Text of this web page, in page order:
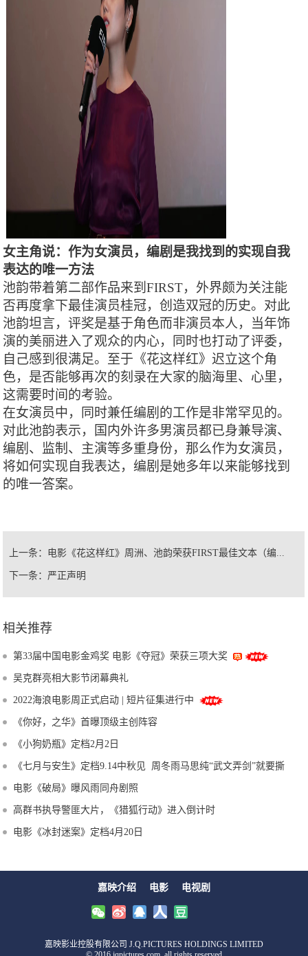
女主角说：作为女演员，编剧是我找到的实现自我
表达的唯一方法
池韵带着第二部作品来到FIRST，外界颇为关注能
否再度拿下最佳演员桂冠，创造双冠的历史。对此
池韵坦言，评奖是基于角色而非演员本人，当年饰
演的美丽进入了观众的内心，同时也打动了评委，
自己感到很满足。至于《花这样红》迟立这个角
色，是否能够再次的刻录在大家的脑海里、心里，
这需要时间的考验。
在女演员中，同时兼任编剧的工作是非常罕见的。
对此池韵表示，国内外许多男演员都已身兼导演、
编剧、监制、主演等多重身份，那么作为女演员，
将如何实现自我表达，编剧是她多年以来能够找到
的唯一答案。
上一条： 电影《花这样红》周洲、池韵荣获FIRST最佳文本（编...
下一条： 严正声明
相关推荐
第33届中国电影金鸡奖 电影《夺冠》荣获三项大奖
吴克群亮相大影节闭幕典礼
2022海浪电影周正式启动 | 短片征集进行中
《你好，之华》首曝顶级主创阵容
《小狗奶瓶》定档2月2日
《七月与安生》定档9.14中秋见 周冬雨马思纯“武文弄剑”就要撕
电影《破局》曝风雨同舟剧照
高群书执导警匪大片，《猎狐行动》进入倒计时
电影《冰封迷案》定档4月20日
嘉映介绍 电影 电视剧
嘉映影业控股有限公司 J.Q.PICTURES HOLDINGS LIMITED